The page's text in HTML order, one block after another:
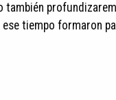
también
tiempo formaron